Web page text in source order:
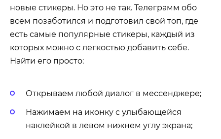
новые стикеры. Но это не так. Телеграмм обо
всём позаботился и подготовил свой топ, где
есть самые популярные стикеры, каждый из
которых можно с легкостью добавить себе.
Найти его просто:
Открываем любой диалог в мессенджере;
Нажимаем на иконку с улыбающейся
наклейкой в левом нижнем углу экрана;